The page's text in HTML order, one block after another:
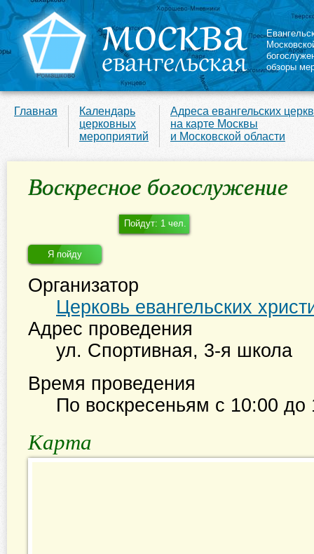
обзоры
Главная
Календарь
церковных
мероприятий
Адреса евангельских
на карте Москвы
и Московской области
Воскресное богослужение
Пойдут: 1 чел.
Я пойду
Организатор
Церковь евангельских
Адрес проведения
ул. Спортивная, 3-я школа
Время проведения
По воскресеньям с 10:00 до
Карта